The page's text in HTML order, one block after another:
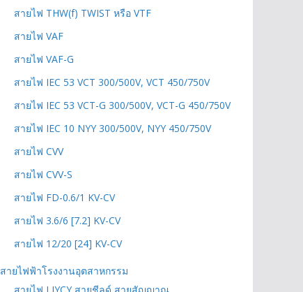
สายไฟ THW(f) TWIST หรือ VTF
สายไฟ VAF
สายไฟ VAF-G
สายไฟ IEC 53 VCT 300/500V, VCT 450/750V
สายไฟ IEC 53 VCT-G 300/500V, VCT-G 450/750V
สายไฟ IEC 10 NYY 300/500V, NYY 450/750V
สายไฟ CVV
สายไฟ CVV-S
สายไฟ FD-0.6/1 KV-CV
สายไฟ 3.6/6 [7.2] KV-CV
สายไฟ 12/20 [24] KV-CV
สายไฟฟ้าโรงงานอุตสาหกรรม
สายไฟ LIYCY สายชีลด์ สายสัญญาณ